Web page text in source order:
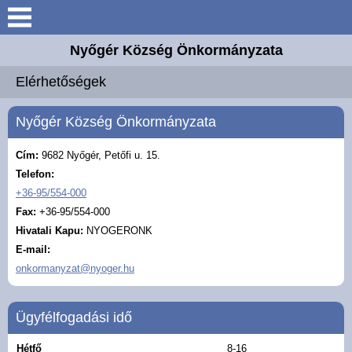
Keresés
Elérhetőségek
Önkormányzat
Hirdetmények
Intézmények
Választási információk
Hírek
Nyőgér Község Önkormányzata
Elérhetőségek
Nyőgér Község Önkormányzata
Cím: 9682 Nyőgér, Petőfi u. 15.
Telefon:
+36-95/554-000
Fax: +36-95/554-000
Hivatali Kapu: NYOGERONK
E-mail:
onkormanyzat@nyoger.hu
Ügyfélfogadási idő
Hétfő
8-16